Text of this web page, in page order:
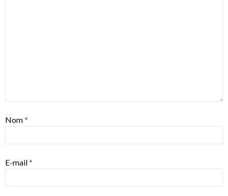
Nom*
E-mail*